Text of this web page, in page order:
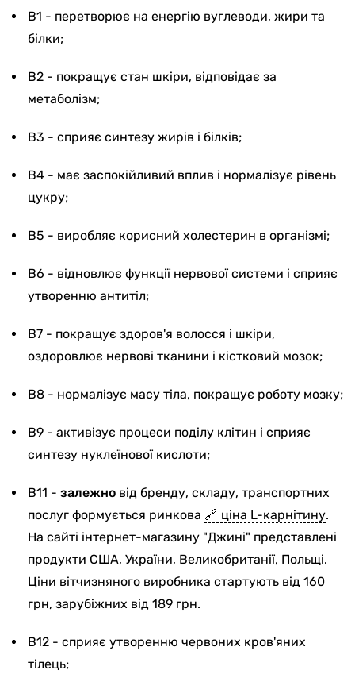
B1 - перетворює на енергію вуглеводи, жири та
білки;
B2 - покращує стан шкіри, відповідає за
метаболізм;
B3 - сприяє синтезу жирів і білків;
B4 - має заспокійливий вплив і нормалізує рівень
цукру;
B5 - виробляє корисний холестерин в організмі;
B6 - відновлює функції нервової системи і сприяє
утворенню антитіл;
B7 - покращує здоров'я волосся і шкіри,
оздоровлює нервові тканини і кістковий мозок;
B8 - нормалізує масу тіла, покращує роботу мозку;
B9 - активізує процеси поділу клітин і сприяє
синтезу нуклеїнової кислоти;
В11 - залежно від бренду, складу, транспортних
послуг формується ринкова
ціна L-карнітину.
На сайті інтернет-магазину "Джині" представлені
продукти США, України, Великобританії, Польщі.
Ціни вітчизняного виробника стартують від 160
грн, зарубіжних від 189 грн.
B12 - сприяє утворенню червоних кров'яних
тілець;